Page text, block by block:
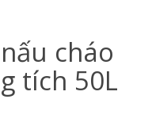
cháo
tích 50L